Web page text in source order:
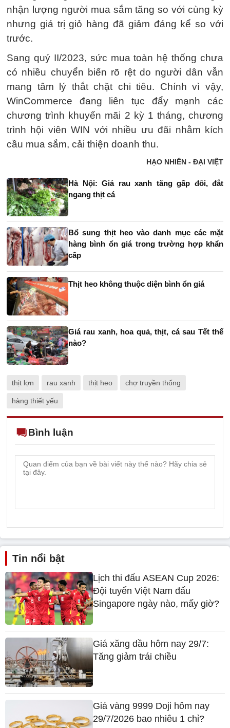
nhận lượng người mua sắm tăng so với cùng kỳ
nhưng giá trị giỏ hàng đã giảm đáng kể so với
trước.
Sang quý II/2023, sức mua toàn hệ thống chưa
có nhiều chuyển biến rõ rệt do người dân vẫn
mang tâm lý thắt chặt chi tiêu. Chính vì vậy,
WinCommerce đang liên tục đẩy mạnh các
chương trình khuyến mãi 2 kỳ 1 tháng, chương
trình hội viên WIN với nhiều ưu đãi nhằm kích
cầu mua sắm, cải thiện doanh thu.
HẠO NHIÊN - ĐẠI VIỆT
Hà Nội: Giá rau xanh tăng gấp đôi, đắt
ngang thịt cá
Bổ sung thịt heo vào danh mục các mặt
hàng bình ổn giá trong trường hợp khẩn
cấp
Thịt heo không thuộc diện bình ổn giá
Giá rau xanh, hoa quả, thịt, cá sau Tết thế
nào?
thịt lợn rau xanh thịt heo chợ truyền thống
hàng thiết yếu
Bình luận
Tin nổi bật
Lịch thi đấu ASEAN Cup 2026:
Đội tuyển Việt Nam đấu
Singapore ngày nào, mấy giờ?
Giá xăng dầu hôm nay 29/7:
Tăng giảm trái chiều
Giá vàng 9999 Doji hôm nay
29/7/2026 bao nhiêu 1 chỉ?